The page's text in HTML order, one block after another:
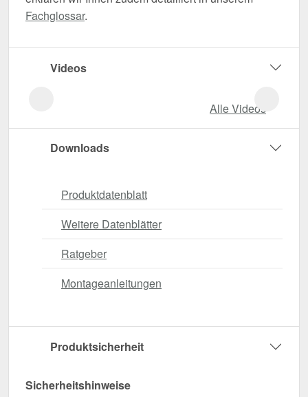
Fachglossar.
Videos
Alle Videos
Downloads
Produktdatenblatt
Weitere Datenblätter
Ratgeber
Montageanleitungen
Produktsicherheit
Sicherheitshinweise